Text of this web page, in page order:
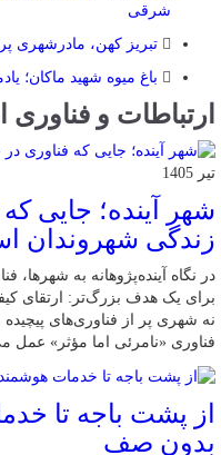
شرقی
تبریز کهن، مادرشهری
باغ میوه شهید ماکان؛
ارتباطات و فناوری
تیر 1405
شهر آینده؛ جایی
زندگی شهروندان
در نگاه آینده‌پژوهانه به
برای یک هدف بزرگ‌تر: ارتقای
نه شهری پر از فناوری‌های
فناوری «نامرئی اما مؤثر» عمل
از پشت باجه تا
بدون صف